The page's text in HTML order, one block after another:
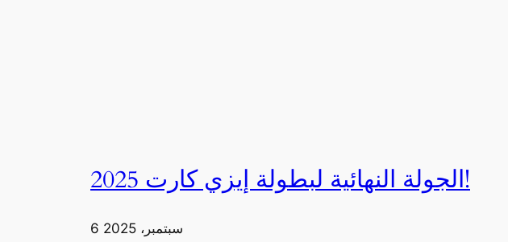
الجولة النهائية لبطولة إيزي كارت 2025!
6 سبتمبر، 2025